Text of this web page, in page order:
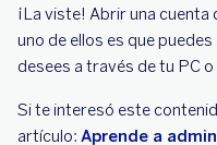
¡La viste! Abrir una
uno de ellos es que
desees a través de tu PC o
Si te interesó este
artículo: Aprende a